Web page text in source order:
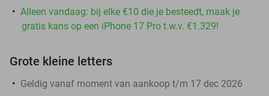
Alleen vandaag: bij elke €10 die je besteedt, maak je
gratis kans op een iPhone 17 Pro t.w.v. €1.329!
Grote kleine letters
Geldig vanaf moment van aankoop t/m 17 dec 2026